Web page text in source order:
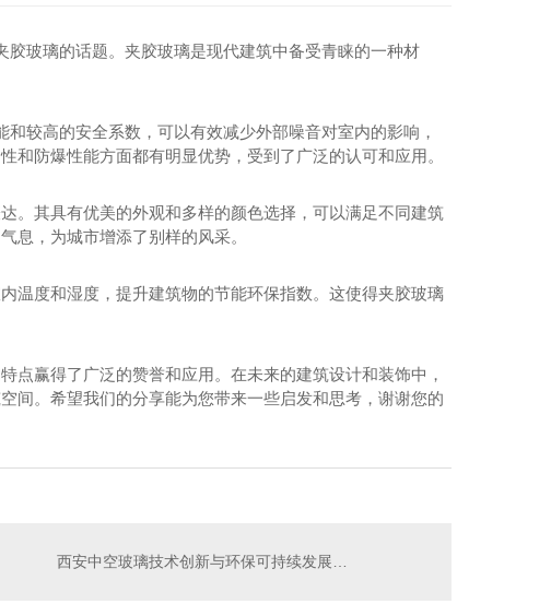
玻璃的话题。夹胶玻璃是现代建筑中备受青睐的一种材
较高的安全系数，可以有效减少外部噪音对室内的影响，
防爆性能方面都有明显优势，受到了广泛的认可和应用。
。其具有优美的外观和多样的颜色选择，可以满足不同建筑
息，为城市增添了别样的风采。
温度和湿度，提升建筑物的节能环保指数。这使得夹胶玻璃
点赢得了广泛的赞誉和应用。在未来的建筑设计和装饰中，
间。希望我们的分享能为您带来一些启发和思考，谢谢您的